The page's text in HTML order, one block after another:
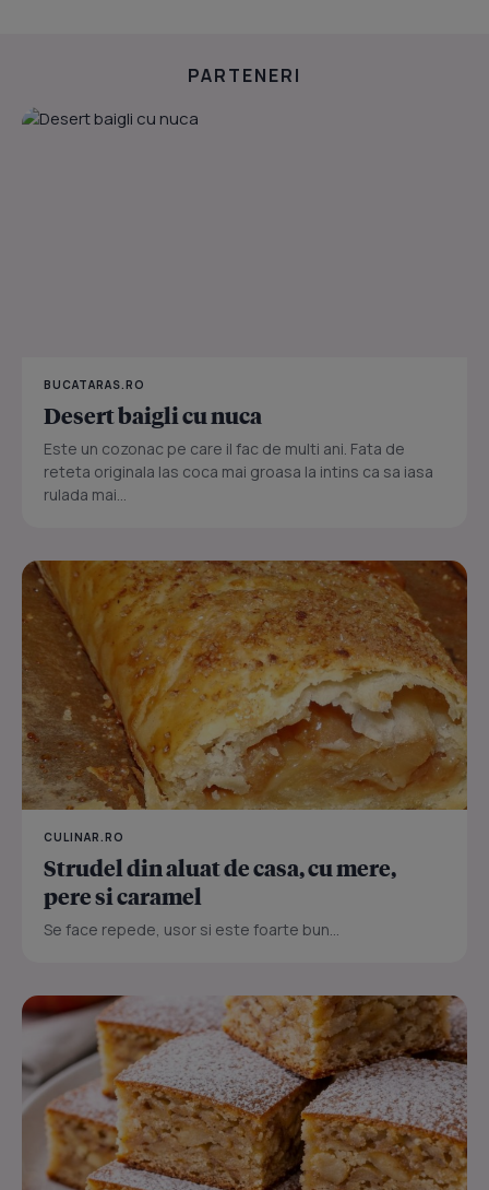
PARTENERI
BUCATARAS.RO
Desert baigli cu nuca
Este un cozonac pe care il fac de multi ani. Fata de
reteta originala las coca mai groasa la intins ca sa iasa
rulada mai...
CULINAR.RO
Strudel din aluat de casa, cu mere,
pere si caramel
Se face repede, usor si este foarte bun...